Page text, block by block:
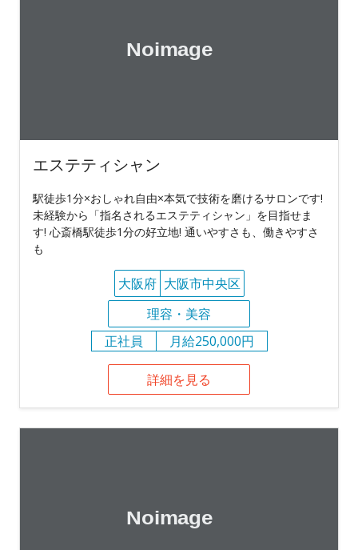
エステティシャン
駅徒歩1分×おしゃれ自由×本気で技術を磨けるサロンです!
未経験から「指名されるエステティシャン」を目指せま
す! 心斎橋駅徒歩1分の好立地! 通いやすさも、働きやすさ
も
大阪府 大阪市中央区
理容・美容
正社員
月給250,000円
詳細を見る